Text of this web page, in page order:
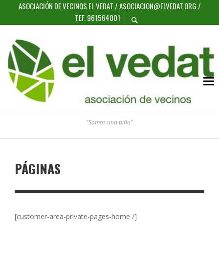
ASOCIACIÓN DE VECINOS EL VEDAT / ASOCIACION@ELVEDAT.ORG /
TEF. 961564001
"Somos una piña"
PÁGINAS
[customer-area-private-pages-home /]